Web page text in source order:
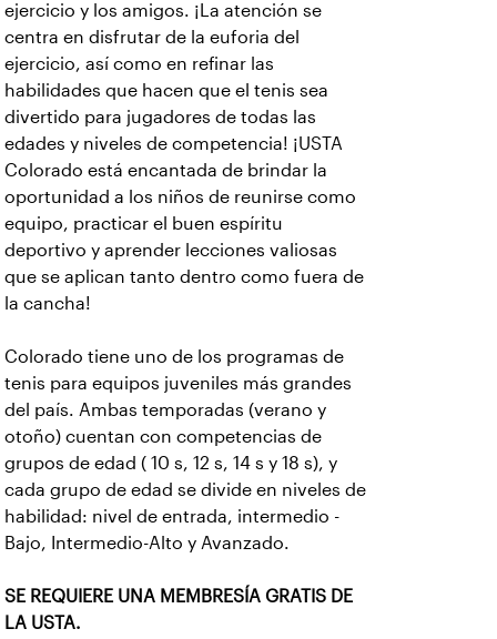
ejercicio y los amigos. ¡La atención se
centra en disfrutar de la euforia del
ejercicio, así como en refinar las
habilidades que hacen que el tenis sea
divertido para jugadores de todas las
edades y niveles de competencia! ¡USTA
Colorado está encantada de brindar la
oportunidad a los niños de reunirse como
equipo, practicar el buen espíritu
deportivo y aprender lecciones valiosas
que se aplican tanto dentro como fuera de
la cancha!
Colorado tiene uno de los programas de
tenis para equipos juveniles más grandes
del país. Ambas temporadas (verano y
otoño) cuentan con competencias de
grupos de edad ( 10 s, 12 s, 14 s y 18 s), y
cada grupo de edad se divide en niveles de
habilidad: nivel de entrada, intermedio -
Bajo, Intermedio-Alto y Avanzado.
SE REQUIERE UNA MEMBRESÍA GRATIS DE
LA USTA.